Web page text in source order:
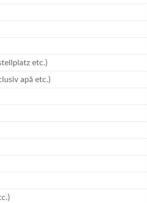
etc.)
apă etc.)